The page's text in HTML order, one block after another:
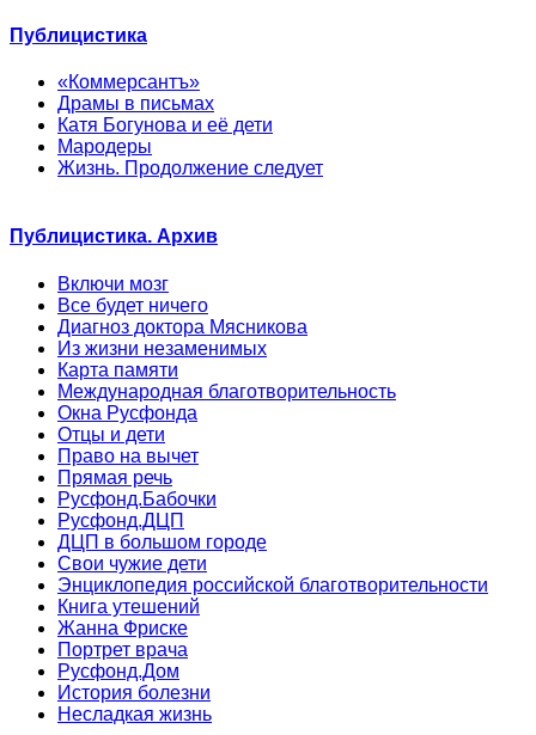
Публицистика
«Коммерсантъ»
Драмы в письмах
Катя Богунова и её дети
Мародеры
Жизнь. Продолжение следует
Публицистика. Архив
Включи мозг
Все будет ничего
Диагноз доктора Мясникова
Из жизни незаменимых
Карта памяти
Международная благотворительность
Окна Русфонда
Отцы и дети
Право на вычет
Прямая речь
Русфонд.Бабочки
Русфонд.ДЦП
ДЦП в большом городе
Свои чужие дети
Энциклопедия российской благотворительности
Книга утешений
Жанна Фриске
Портрет врача
Русфонд.Дом
История болезни
Несладкая жизнь